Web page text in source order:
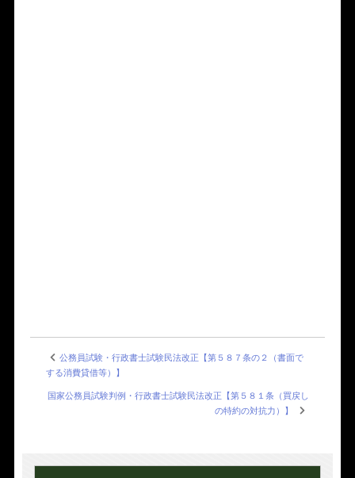
公務員試験・行政書士試験民法改正【第５８７条の２（書面で
する消費貸借等）】
国家公務員試験判例・行政書士試験民法改正【第５８１条（買戻し
の特約の対抗力）】